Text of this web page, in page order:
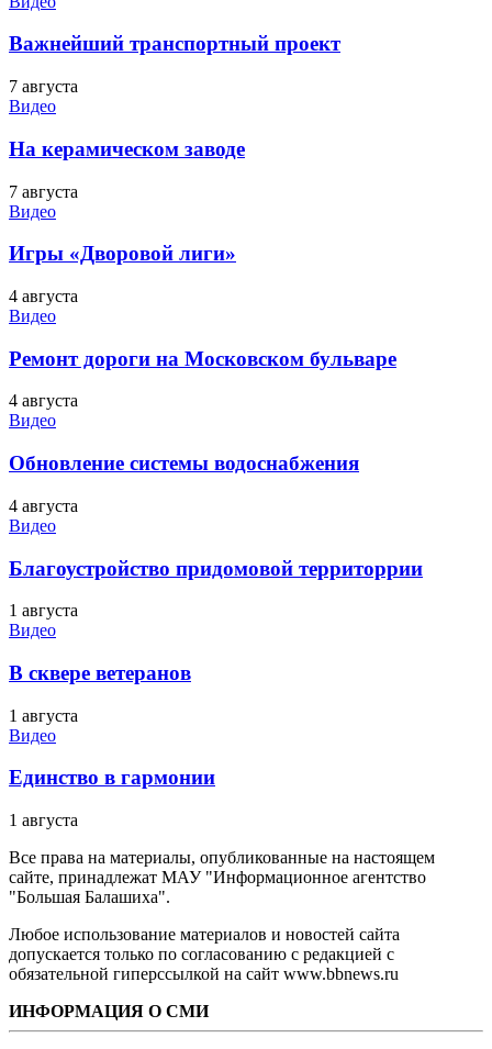
Важнейший транспортный проект
7 августа
Видео
На керамическом заводе
7 августа
Видео
Игры «Дворовой лиги»
4 августа
Видео
Ремонт дороги на Московском бульваре
4 августа
Видео
Обновление системы водоснабжения
4 августа
Видео
Благоустройство придомовой территоррии
1 августа
Видео
В сквере ветеранов
1 августа
Видео
Единство в гармонии
1 августа
Все права на материалы, опубликованные на настоящем
сайте, принадлежат МАУ "Информационное агентство
"Большая Балашиха".
Любое использование материалов и новостей сайта
допускается только по согласованию с редакцией с
обязательной гиперссылкой на сайт www.bbnews.ru
ИНФОРМАЦИЯ О СМИ